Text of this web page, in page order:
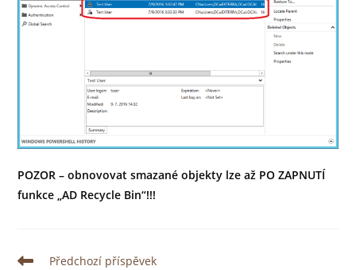
POZOR – obnovovat smazané objekty lze až PO ZAPNUTÍ
funkce „AD Recycle Bin“!!!
Předchozí příspěvek